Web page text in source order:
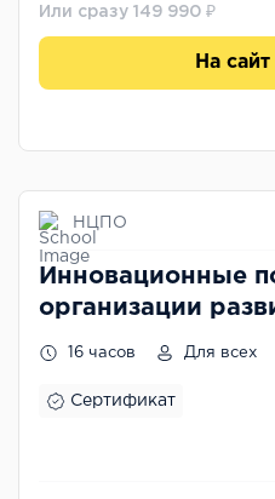
Или сразу 149 990 ₽
На
НЦПО
Инновационные
организации
16 часов Для всех
Сертификат